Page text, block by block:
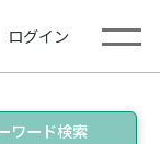
ログイン
ワード検索